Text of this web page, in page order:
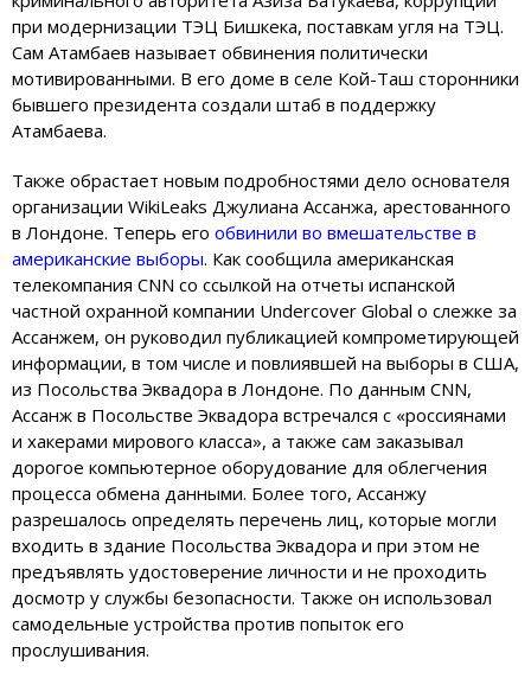
при модернизации ТЭЦ Бишкека, поставкам угля на ТЭЦ.
Сам Атамбаев называет обвинения политически
мотивированными. В его доме в селе Кой-Таш сторонники
бывшего президента создали штаб в поддержку
Атамбаева.
Также обрастает новым подробностями дело основателя
организации WikiLeaks Джулиана Ассанжа, арестованного
в Лондоне. Теперь его обвинили во вмешательстве в
американские выборы. Как сообщила американская
телекомпания CNN со ссылкой на отчеты испанской
частной охранной компании Undercover Global о слежке за
Ассанжем, он руководил публикацией компрометирующей
информации, в том числе и повлиявшей на выборы в США,
из Посольства Эквадора в Лондоне. По данным CNN,
Ассанж в Посольстве Эквадора встречался с «россиянами
и хакерами мирового класса», а также сам заказывал
дорогое компьютерное оборудование для облегчения
процесса обмена данными. Более того, Ассанжу
разрешалось определять перечень лиц, которые могли
входить в здание Посольства Эквадора и при этом не
предъявлять удостоверение личности и не проходить
досмотр у службы безопасности. Также он использовал
самодельные устройства против попыток его
прослушивания.